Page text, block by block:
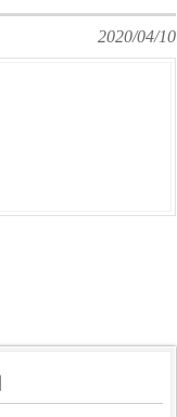
2020/04/10